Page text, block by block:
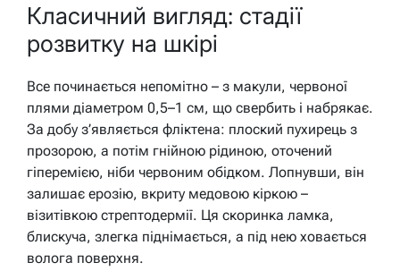
Класичний вигляд: стадії
розвитку на шкірі
Все починається непомітно – з макули, червоної
плями діаметром 0,5–1 см, що свербить і набрякає.
За добу з’являється фліктена: плоский пухирець з
прозорою, а потім гнійною рідиною, оточений
гіперемією, ніби червоним обідком. Лопнувши, він
залишає ерозію, вкриту медовою кіркою –
візитівкою стрептодермії. Ця скоринка ламка,
блискуча, злегка піднімається, а під нею ховається
волога поверхня.